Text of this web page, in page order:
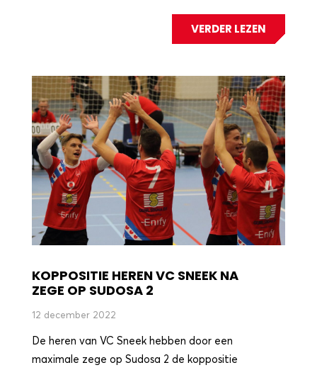
VERDER LEZEN
KOPPOSITIE HEREN VC SNEEK NA
ZEGE OP SUDOSA 2
12 december 2022
De heren van VC Sneek hebben door een
maximale zege op Sudosa 2 de koppositie